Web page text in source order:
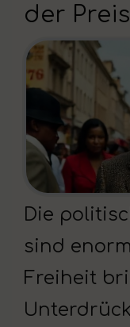
der
Die
sind
Freiheit